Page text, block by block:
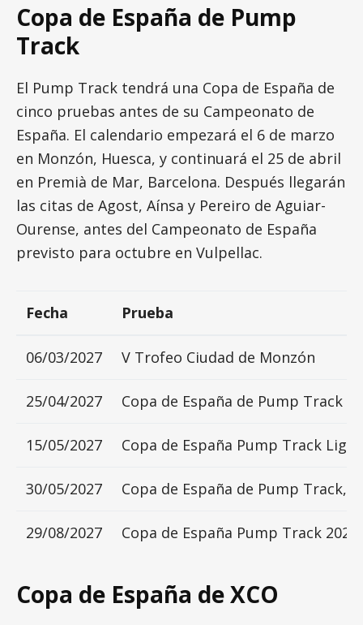
Copa de España de Pump
Track
El Pump Track tendrá una Copa de España de
cinco pruebas antes de su Campeonato de
España. El calendario empezará el 6 de marzo
en Monzón, Huesca, y continuará el 25 de abril
en Premià de Mar, Barcelona. Después llegarán
las citas de Agost, Aínsa y Pereiro de Aguiar-
Ourense, antes del Campeonato de España
previsto para octubre en Vulpellac.
Fecha Prueba
06/03/2027 V Trofeo Ciudad de Monzón
25/04/2027 Copa de España de Pump Track
15/05/2027 Copa de España Pump Track Liga
30/05/2027 Copa de España de Pump Track,
29/08/2027 Copa de España Pump Track
Copa de España de XCO